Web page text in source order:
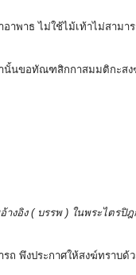
อาพาธ ไม่ใช้ไม้เท้าไม่สาม
านั้นขอทัณฑสิกกาสมมติกะสง
างอิง ( บรรพ ) ในพระไตรปิ
ถ พึงประกาศให้สงฆ์ทราบด้